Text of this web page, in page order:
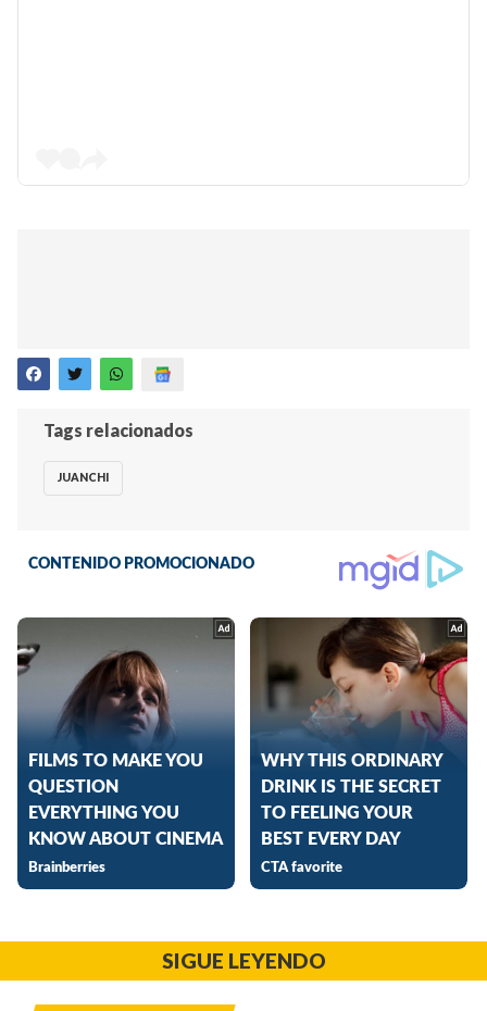
Tags relacionados
JUANCHI
SIGUE LEYENDO